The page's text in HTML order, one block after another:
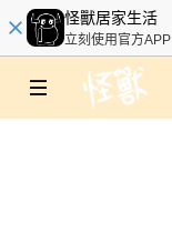
怪獸居家生活
立刻使用官方APP